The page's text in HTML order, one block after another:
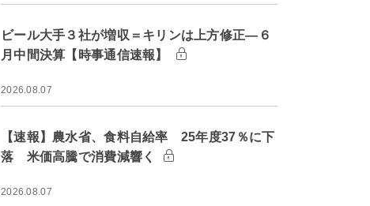
ビール大手３社が増収＝キリンは上方修正―６
月中間決算【時事通信速報】
2026.08.07
【速報】農水省、食料自給率 25年度37％に下
落 米価高騰で消費減響く
2026.08.07